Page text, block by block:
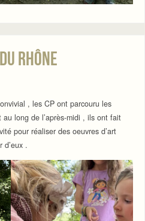
Rhône
, les CP ont parcouru les
long de l’après-midi , ils ont fait
pour réaliser des oeuvres d’art
d’eux .